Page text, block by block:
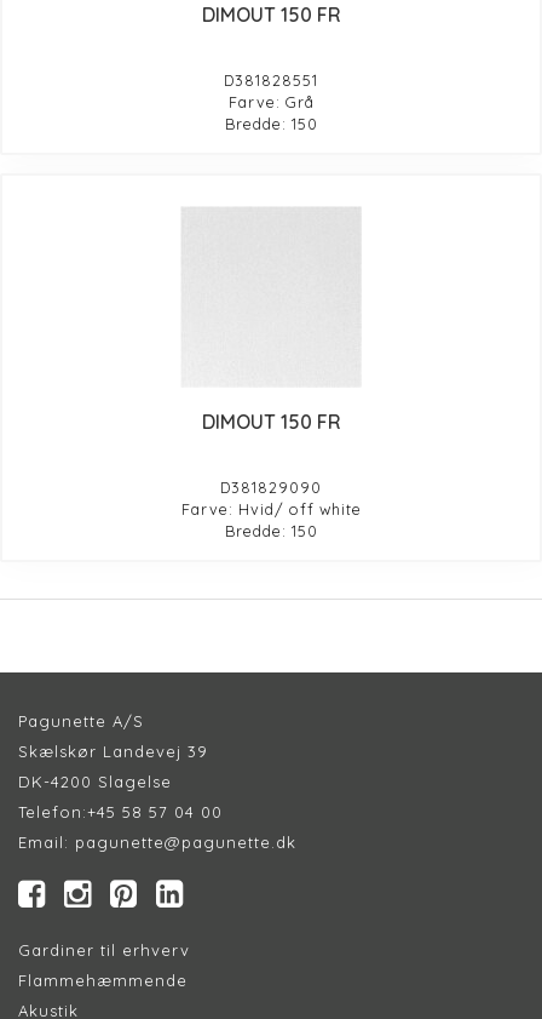
DIMOUT 150 FR
D381828551
Farve: Grå
Bredde: 150
DIMOUT 150 FR
D381829090
Farve: Hvid/ off white
Bredde: 150
Pagunette A/S
Skælskør Landevej 39
DK-4200 Slagelse
Telefon:+45 58 57 04 00
Email: pagunette@pagunette.dk
Gardiner til erhverv
Flammehæmmende
Akustik